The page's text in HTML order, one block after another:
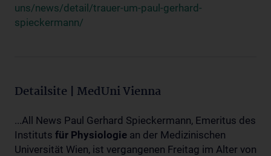
uns/news/detail/trauer-um-paul-gerhard-
spieckermann/
Detailsite | MedUni Vienna
...All News Paul Gerhard Spieckermann, Emeritus des
Instituts für Physiologie an der Medizinischen
Universität Wien, ist vergangenen Freitag im Alter von